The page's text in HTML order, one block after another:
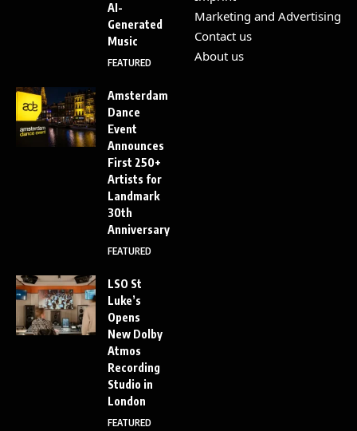
AI-
Generated
Music
FEATURED
Amsterdam
Dance
Event
Announces
First 250+
Artists for
Landmark
30th
Anniversary
FEATURED
LSO St
Luke’s
Opens
New Dolby
Atmos
Recording
Studio in
London
FEATURED
Marketing and Advertising
Contact us
About us